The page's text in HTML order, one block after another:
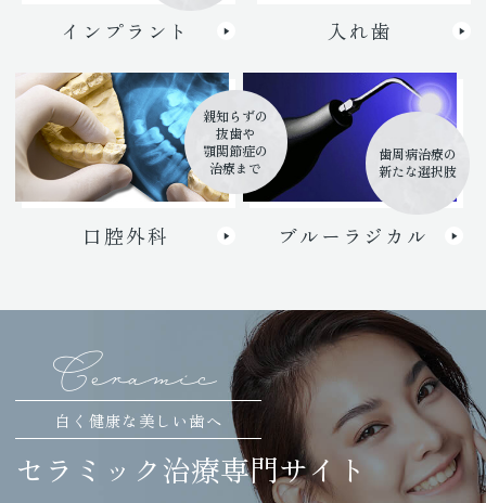
インプラント 入れ歯
親知らずの
抜歯や
顎関節症の
治療まで
口腔外科
歯周病治療の
新たな選択肢
ブルーラジカル
Ceramic
白く健康な美しい歯へ
セラミック治療専門サイト